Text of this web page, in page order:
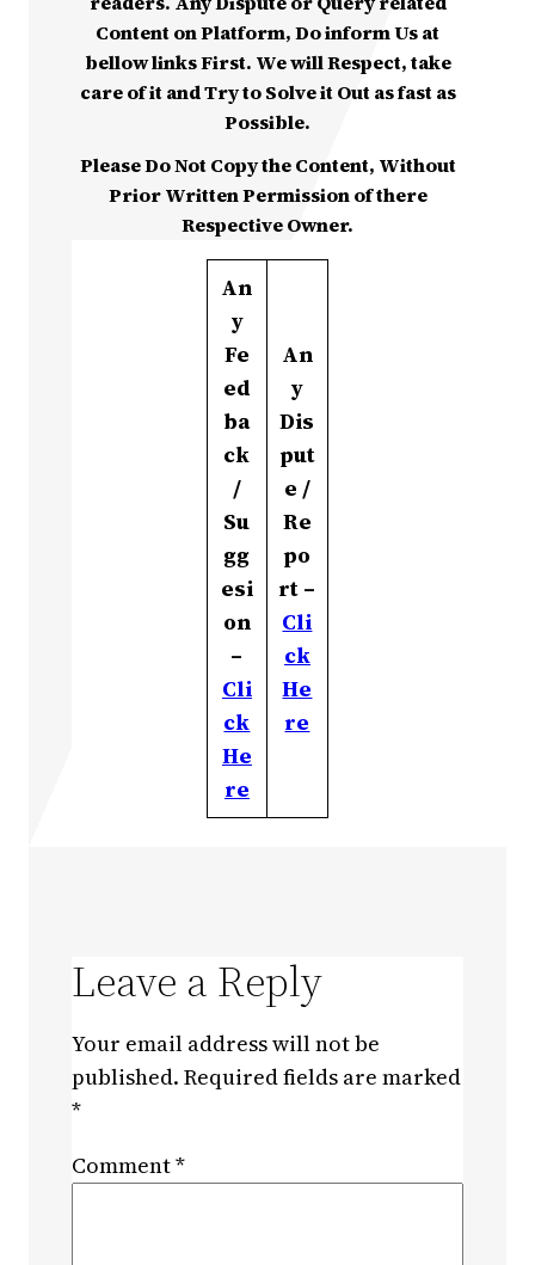
Content on Platform, Do inform Us at
bellow links First. We will Respect, take
care of it and Try to Solve it Out as fast as
Possible.
Please Do Not Copy the Content, Without
Prior Written Permission of there
Respective Owner.
An
y
Fe
ed
ba
ck
/
Su
gg
esi
on
–
Cli
ck
He
re
An
y
Dis
put
e /
Re
po
rt –
Cli
ck
He
re
Leave a Reply
Your email address will not be
published. Required fields are marked
*
Comment*